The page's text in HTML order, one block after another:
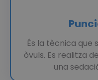
És la tècnica que
òvuls. Es realitza
una